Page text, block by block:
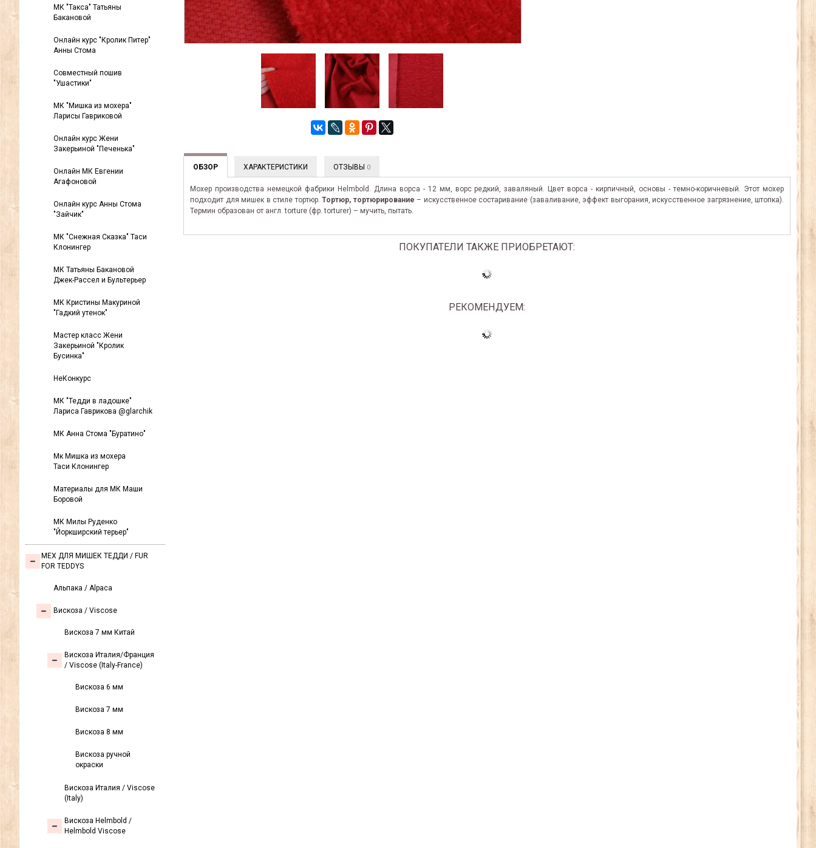
МК "Такса" Татьяны
Бакановой
Онлайн курс "Кролик Питер"
Анны Стома
Совместный пошив
"Ушастики"
МК "Мишка из мохера"
Ларисы Гавриковой
Онлайн курс Жени
Закерьиной "Печенька"
Онлайн МК Евгении
Агафоновой
Онлайн курс Анны Стома
"Зайчик"
МК "Снежная Сказка" Таси
Клонингер
МК Татьяны Бакановой
Джек-Рассел и Бультерьер
МК Кристины Макуриной
"Гадкий утенок"
Мастер класс Жени
Закерьиной "Кролик
Бусинка"
НеКонкурс
МК "Тедди в ладошке"
Лариса Гаврикова @glarchik
МК Анна Стома "Буратино"
Мк Мишка из мохера
Таси Клонингер
Материалы для МК Маши
Боровой
МК Милы Руденко
"Йоркширский терьер"
МЕХ ДЛЯ МИШЕК ТЕДДИ / FUR
FOR TEDDYS
Альпака / Alpaca
Вискоза / Viscose
Вискоза 7 мм Китай
Вискоза Италия/Франция
/ Viscose (Italy-France)
Вискоза 6 мм
Вискоза 7 мм
Вискоза 8 мм
Вискоза ручной
окраски
Вискоза Италия / Viscose
(Italy)
Вискоза Helmbold /
Helmbold Viscose
ОБЗОР ХАРАКТЕРИСТИКИ ОТЗЫВЫ 0
Мохер производства немецкой фабрики Helmbold. Длина ворса - 12 мм, ворс редкий, заваляный. Цвет ворса - кирпичный, основы - темно-коричневый. Этот мохер
подходит для мишек в стиле тортюр. Тортюр, тортюрирование – искусственное состаривание (заваливание, эффект выгорания, искусственное загрязнение, штопка).
Термин образован от англ. torture (фр. torturer) – мучить, пытать.
ПОКУПАТЕЛИ ТАКЖЕ ПРИОБРЕТАЮТ:
РЕКОМЕНДУЕМ: